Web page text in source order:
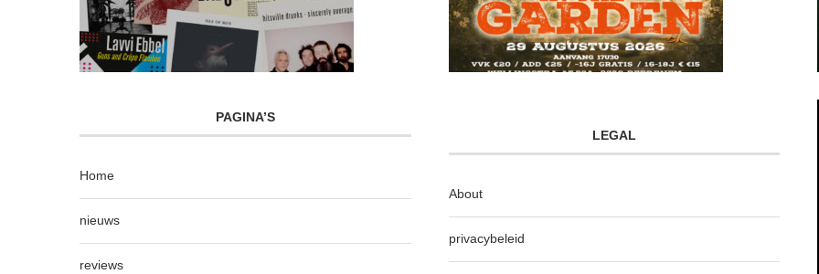
PAGINA’S
Home
nieuws
reviews
LEGAL
About
privacybeleid